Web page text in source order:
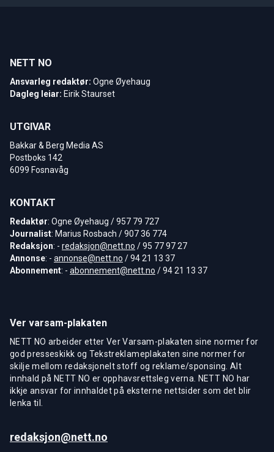
NETT NO
Ansvarleg redaktør: Ogne Øyehaug
Dagleg leiar: Eirik Staurset
UTGIVAR
Bakkar & Berg Media AS
Postboks 142
6099 Fosnavåg
KONTAKT
Redaktør: Ogne Øyehaug / 957 79 727
Journalist: Marius Rosbach / 907 36 774
Redaksjon: - redaksjon@nett.no / 95 77 97 27
Annonse: - annonse@nett.no / 94 21 13 37
Abonnement: - abonnement@nett.no / 94 21 13 37
Ver varsam-plakaten
NETT NO arbeider etter Ver Varsam-plakaten sine normer for
god presseskikk og Tekstreklameplakaten sine normer for
skilje mellom redaksjonelt stoff og reklame/sponsing. Alt
innhald på NETT NO er opphavsrettsleg verna. NETT NO har
ikkje ansvar for innhaldet på eksterne nettsider som det blir
lenka til.
redaksjon@nett.no